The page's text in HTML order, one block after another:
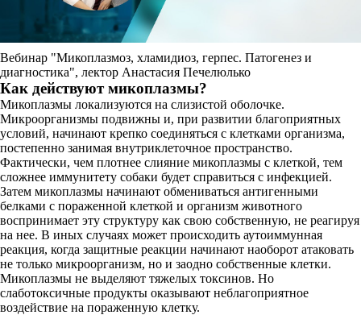
Вебинар "Микоплазмоз, хламидиоз, герпес. Патогенез и
диагностика", лектор Анастасия Печелюлько
Как действуют микоплазмы?
Микоплазмы локализуются на слизистой оболочке.
Микроорганизмы подвижны и, при развитии благоприятных
условий, начинают крепко соединяться с клетками организма,
постепенно занимая внутриклеточное пространство.
Фактически, чем плотнее слияние микоплазмы с клеткой, тем
сложнее иммунитету собаки будет справиться с инфекцией.
Затем микоплазмы начинают обмениваться антигенными
белками с пораженной клеткой и организм животного
воспринимает эту структуру как свою собственную, не реагируя
на нее. В иных случаях может происходить аутоиммунная
реакция, когда защитные реакции начинают наоборот атаковать
не только микроорганизм, но и заодно собственные клетки.
Микоплазмы не выделяют тяжелых токсинов. Но
слаботоксичные продукты оказывают неблагоприятное
воздействие на пораженную клетку.